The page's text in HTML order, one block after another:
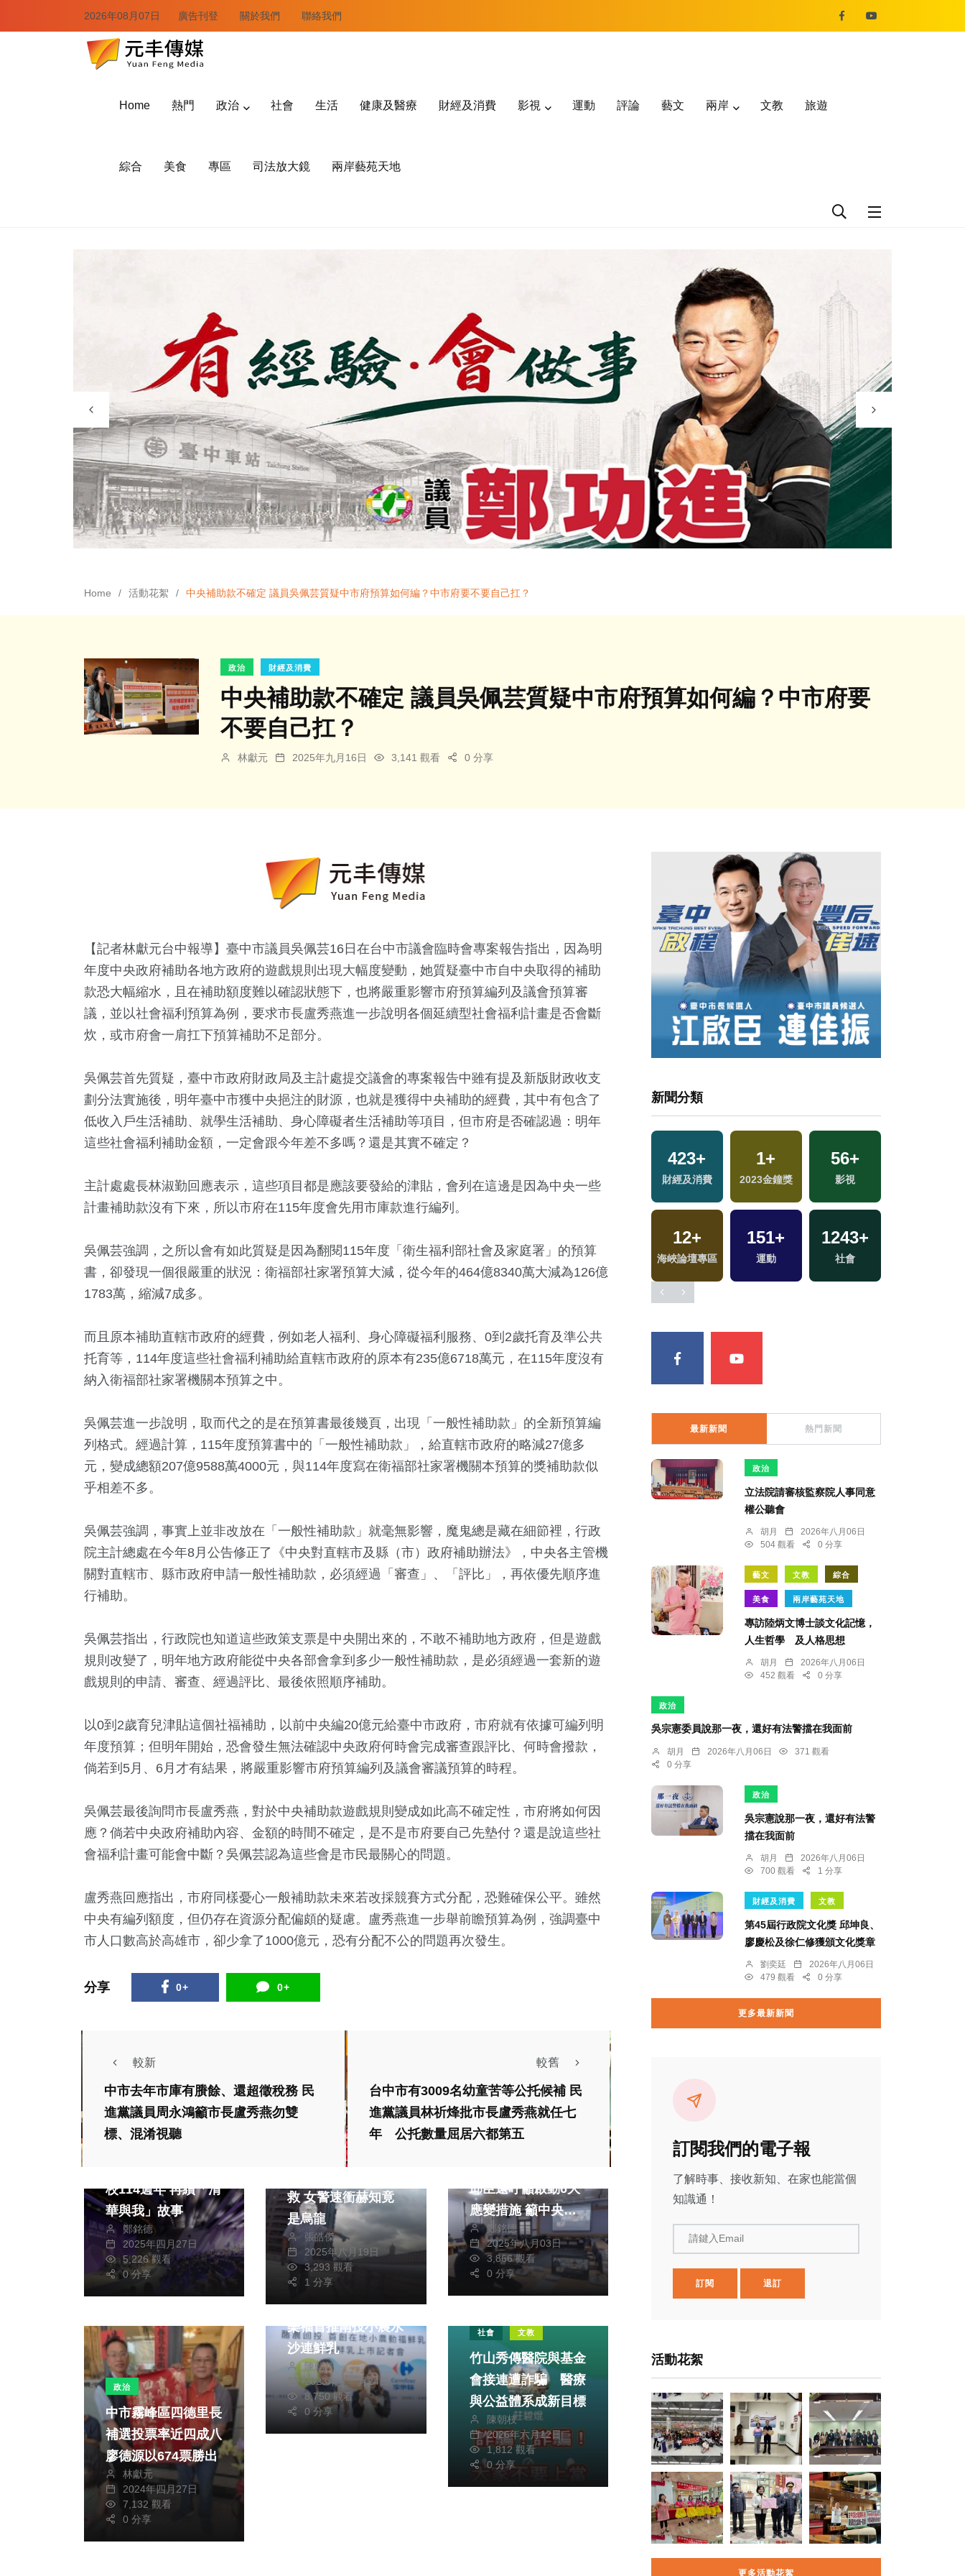
2026年08月07日 廣告刊登 關於我們 聯絡我們
Home 熱門 政治 社會 生活 健康及醫療 財經及消費 影視 運動 評論 藝文 兩岸 文教 旅遊
綜合 美食 專區 司法放大鏡 兩岸藝苑天地
Home 活動花絮 中央補助款不確定 議員吳佩芸質疑中市府預算如何編？中市府要不要自己扛？
政治 財經及消費
中央補助款不確定 議員吳佩芸質疑中市府預算如何編？中市府要
不要自己扛？
林獻元 2025年九月16日 3,141 觀看 0 分享
【記者林獻元台中報導】臺中市議員吳佩芸16日在台中市議會臨時會專案報告指出，因為明
年度中央政府補助各地方政府的遊戲規則出現大幅度變動，她質疑臺中市自中央取得的補助
款恐大幅縮水，且在補助額度難以確認狀態下，也將嚴重影響市府預算編列及議會預算審
議，並以社會福利預算為例，要求市長盧秀燕進一步說明各個延續型社會福利計畫是否會斷
炊，或市府會一肩扛下預算補助不足部分。
吳佩芸首先質疑，臺中市政府財政局及主計處提交議會的專案報告中雖有提及新版財政收支
劃分法實施後，明年臺中市獲中央挹注的財源，也就是獲得中央補助的經費，其中有包含了
低收入戶生活補助、就學生活補助、身心障礙者生活補助等項目，但市府是否確認過：明年
這些社會福利補助金額，一定會跟今年差不多嗎？還是其實不確定？
主計處處長林淑勤回應表示，這些項目都是應該要發給的津貼，會列在這邊是因為中央一些
計畫補助款沒有下來，所以市府在115年度會先用市庫款進行編列。
吳佩芸強調，之所以會有如此質疑是因為翻閱115年度「衛生福利部社會及家庭署」的預算
書，卻發現一個很嚴重的狀況：衛福部社家署預算大減，從今年的464億8340萬大減為126億
1783萬，縮減7成多。
而且原本補助直轄市政府的經費，例如老人福利、身心障礙福利服務、0到2歲托育及準公共
托育等，114年度這些社會福利補助給直轄市政府的原本有235億6718萬元，在115年度沒有
納入衛福部社家署機關本預算之中。
吳佩芸進一步說明，取而代之的是在預算書最後幾頁，出現「一般性補助款」的全新預算編
列格式。經過計算，115年度預算書中的「一般性補助款」，給直轄市政府的略減27億多
元，變成總額207億9588萬4000元，與114年度寫在衛福部社家署機關本預算的獎補助款似
乎相差不多。
吳佩芸強調，事實上並非改放在「一般性補助款」就毫無影響，魔鬼總是藏在細節裡，行政
院主計總處在今年8月公告修正了《中央對直轄市及縣（市）政府補助辦法》，中央各主管機
關對直轄市、縣市政府申請一般性補助款，必須經過「審查」、「評比」，再依優先順序進
行補助。
吳佩芸指出，行政院也知道這些政策支票是中央開出來的，不敢不補助地方政府，但是遊戲
規則改變了，明年地方政府能從中央各部會拿到多少一般性補助款，是必須經過一套新的遊
戲規則的申請、審查、經過評比、最後依照順序補助。
以0到2歲育兒津貼這個社福補助，以前中央編20億元給臺中市政府，市府就有依據可編列明
年度預算；但明年開始，恐會發生無法確認中央政府何時會完成審查跟評比、何時會撥款，
倘若到5月、6月才有結果，將嚴重影響市府預算編列及議會審議預算的時程。
吳佩芸最後詢問市長盧秀燕，對於中央補助款遊戲規則變成如此高不確定性，市府將如何因
應？倘若中央政府補助內容、金額的時間不確定，是不是市府要自己先墊付？還是說這些社
會福利計畫可能會中斷？吳佩芸認為這些會是市民最關心的問題。
盧秀燕回應指出，市府同樣憂心一般補助款未來若改採競賽方式分配，恐難確保公平。雖然
中央有編列額度，但仍存在資源分配偏頗的疑慮。盧秀燕進一步舉前瞻預算為例，強調臺中
市人口數高於高雄市，卻少拿了1000億元，恐有分配不公的問題再次發生。
分享 0+ 0+
較新
中市去年市庫有賸餘、還超徵稅務 民
進黨議員周永鴻籲市長盧秀燕勿雙
標、混淆視聽
較舊
台中市有3009名幼童苦等公托候補 民
進黨議員林祈烽批市長盧秀燕就任七
年 公托數量屈居六都第五
文教
校114週年 再續「清
華與我」故事
鄭銘德
2025年四月27日
5,226 觀看
0 分享
救 女警速衝赫知竟
是烏龍
張皓傑
2025年八月19日
3,293 觀看
1 分享
財經及消費
邱臣遠呼籲啟動6大
應變措施 籲中央：
「從寬從速」穩經濟
鄭銘德
2025年八月03日
3,866 觀看
0 分享
政治
中市霧峰區四德里長
補選投票率近四成八
廖德源以674票勝出
林獻元
2024年四月27日
7,132 觀看
0 分享
生活 健康及醫療
綜合
好山好水好乳源 家
樂福首推南投小農水
沙連鮮乳
陳朝枝
2023年十一月24日
8,750 觀看
0 分享
社會 文教
竹山秀傳醫院與基金
會接連遭詐騙 醫療
與公益體系成新目標
陳朝枝
2026年六月12日
1,812 觀看
0 分享
新聞分類
綜藝 演唱會
綜合 評論
兩岸 文教
4+
流專區
流專區
福建林公信俗文
化專區
健康及醫療 2024總統大選
423+
財經及消費
1+
2023金鐘獎
56+
影視
12+
海峽論壇專區
151+
運動
1243+
社會
最新新聞 熱門新聞
政治
立法院請審核監察院人事同意
權公聽會
胡月
2026年八月06日
504 觀看
0 分享
藝文 文教 綜合
美食 兩岸藝苑天地
專訪陸炳文博士談文化記憶，
人生哲學 及人格思想
胡月
2026年八月06日
452 觀看
0 分享
政治
吳宗憲委員說那一夜，還好有法警擋在我面前
胡月 2026年八月06日
371 觀看
0 分享
政治
吳宗憲說那一夜，還好有法警
擋在我面前
胡月
2026年八月06日
700 觀看
1 分享
財經及消費 文教
第45屆行政院文化獎 邱坤良、
廖慶松及徐仁修獲頒文化獎章
劉奕廷
2026年八月06日
479 觀看
0 分享
更多最新新聞
訂閱我們的電子報
了解時事、接收新知、在家也能當個
知識通！
請鍵入Email
訂閱 退訂
活動花絮
更多活動花絮